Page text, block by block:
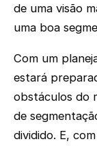
de uma visão
uma boa
Com um
estará
obstáculos do
de
dividido. E,